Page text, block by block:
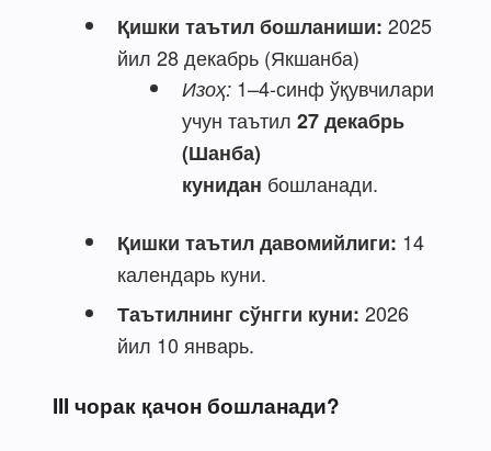
Қишки таътил бошланиши: 2025
йил 28 декабрь (Якшанба)
Изоҳ: 1–4-синф ўқувчилари
учун таътил 27 декабрь
(Шанба)
кунидан бошланади.
Қишки таътил давомийлиги: 14
календарь куни.
Таътилнинг сўнгги куни: 2026
йил 10 январь.
III чорак қачон бошланади?